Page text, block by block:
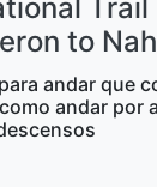
to
andar que
andar por